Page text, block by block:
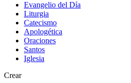
Evangelio del Día
Liturgia
Catecismo
Apologética
Oraciones
Santos
Iglesia
Crear